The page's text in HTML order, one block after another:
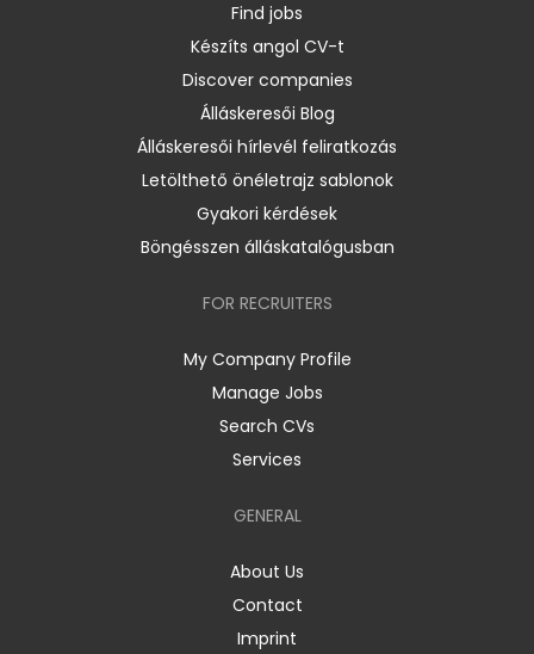
Find jobs
Készíts angol CV-t
Discover companies
Álláskeresői Blog
Álláskeresői hírlevél feliratkozás
Letölthető önéletrajz sablonok
Gyakori kérdések
Böngésszen álláskatalógusban
FOR RECRUITERS
My Company Profile
Manage Jobs
Search CVs
Services
GENERAL
About Us
Contact
Imprint